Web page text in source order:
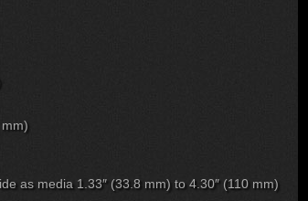
as media 1.33″ (33.8 mm) to 4.30″ (110 mm)